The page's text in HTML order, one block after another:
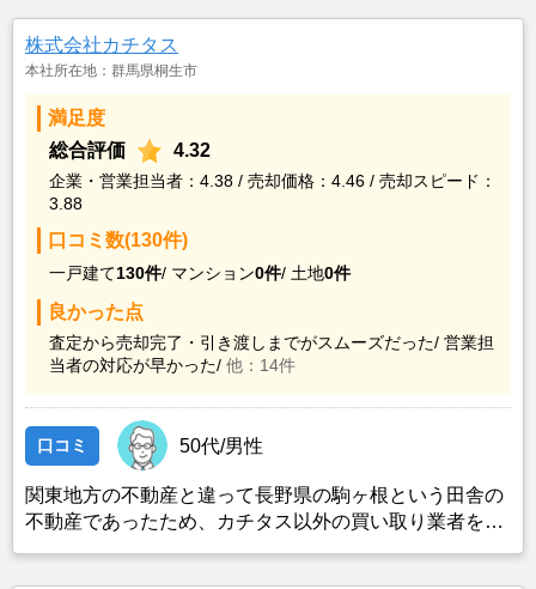
くれたり、何かと親身に対処してくれたから。
株式会社カチタス
本社所在地：群馬県桐生市
満足度
総合評価
4.32
企業・営業担当者：4.38 / 売却価格：4.46 / 売却スピード：
3.88
口コミ数(130件)
一戸建て130件/ マンション0件/ 土地0件
良かった点
査定から売却完了・引き渡しまでがスムーズだった/ 営業担
当者の対応が早かった/ 他：14件
口コミ 50代/男性
関東地方の不動産と違って長野県の駒ヶ根という田舎の
不動産であったため、カチタス以外の買い取り業者をみ